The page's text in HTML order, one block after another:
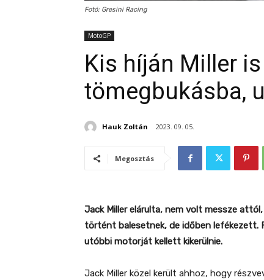
Fotó: Gresini Racing
MotoGP
Kis híján Miller
tömegbukásba,
Hauk Zoltán 2023. 09. 05.
Megosztás
Jack Miller elárulta, nem volt messze
történt balesetnek, de időben lefékezett.
utóbbi motorját kellett kikerülnie.
Jack Miller közel került ahhoz, hogy